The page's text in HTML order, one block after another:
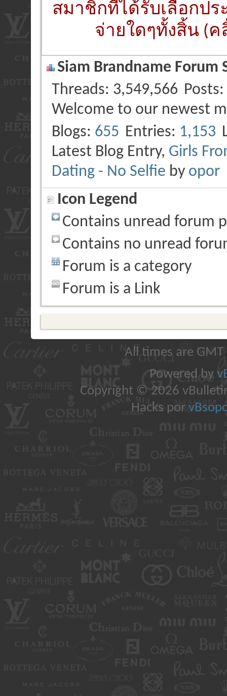
สมาชิกที่ได้รับเลือกป
จ่ายใดๆทั้งสิ้น (
Siam Brandname Forum
Threads 3,549,566 Posts
Welcome to our newest
Blogs 655 Entries 1,153
Latest Blog Entry, Girls
Dating - No Selfie by opor
Icon Legend
Contains unread forum
Contains no unread
Forum is a category
Forum is a Link
All times are
Powered by
Copyright © 2026
Hacks por